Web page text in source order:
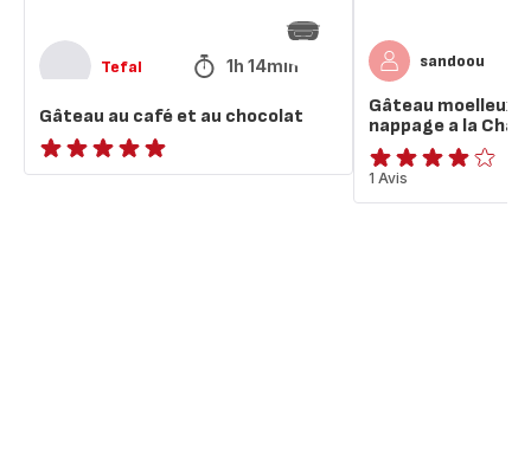
Tefal 1h 14min
Gâteau au café et au chocolat
ratings.NaN
sandoou
Gâteau moelleux
nappage a la
Avis
4
1 Avis